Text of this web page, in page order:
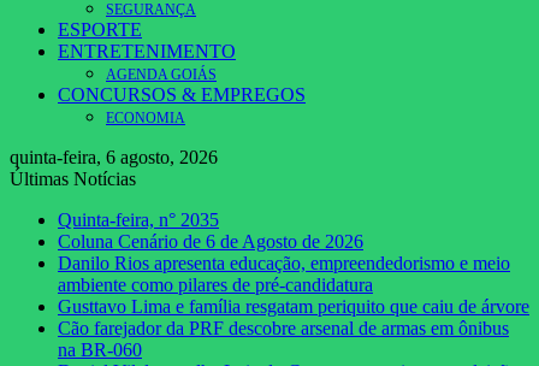
SEGURANÇA
ESPORTE
ENTRETENIMENTO
AGENDA GOIÁS
CONCURSOS & EMPREGOS
ECONOMIA
quinta-feira, 6 agosto, 2026
Últimas Notícias
Quinta-feira, n° 2035
Coluna Cenário de 6 de Agosto de 2026
Danilo Rios apresenta educação, empreendedorismo e meio
ambiente como pilares de pré-candidatura
Gusttavo Lima e família resgatam periquito que caiu de árvore
Cão farejador da PRF descobre arsenal de armas em ônibus
na BR-060